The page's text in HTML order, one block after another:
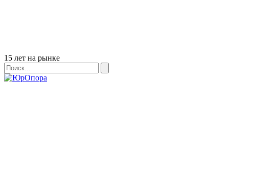
Бейдж
15 лет на рынке
Поиск
Поиск